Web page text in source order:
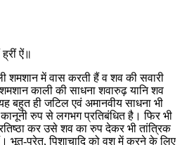
ऐं॥
शमशान में वास करती हैं व शव की सवारी
काली की साधना शवारुढ़ यानि शव
बहुत ही जटिल एवं अमानवीय साधना भी
कानूनी रुप से लगभग प्रतिबंधित है। फिर भी
कर उसे शव का रुप देकर भी तांत्रिक
भूत-प्रेत, पिशाचादि को वश में करने के लिए